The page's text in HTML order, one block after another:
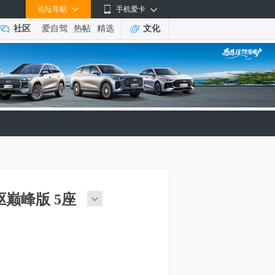
手机爱卡
论坛导航
社区 爱自驾 热帖 精选 文化
巅峰版 5座